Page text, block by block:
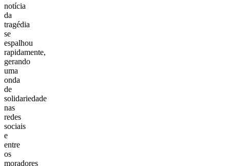
notícia
da
tragédia
se
espalhou
rapidamente,
gerando
uma
onda
de
solidariedade
nas
redes
sociais
e
entre
os
moradores